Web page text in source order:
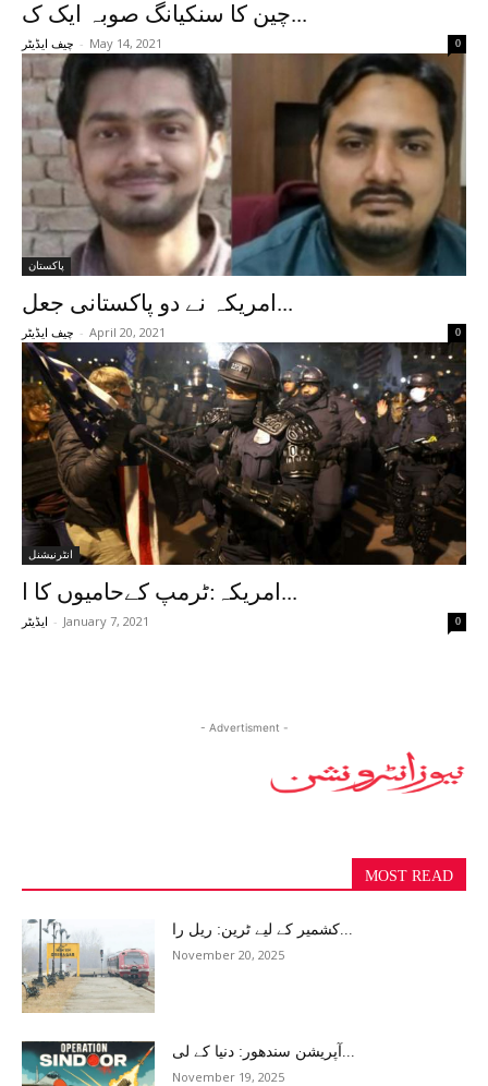
چین کا سنکیانگ صوبہ ایک ک...
چیف ایڈیٹر - May 14, 2021 0
پاکستان
امریکہ نے دو پاکستانی جعل...
چیف ایڈیٹر - April 20, 2021 0
انٹرنیشنل
امریکہ:ٹرمپ کےحامیوں کا ا...
ایڈیٹر - January 7, 2021 0
- Advertisment -
MOST READ
کشمیر کے لیے ٹرین: ریل را...
November 20, 2025
November 19, 2025